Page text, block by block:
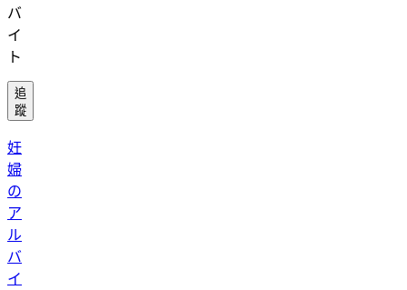
バ
イ
ト
追
蹤
妊
婦
の
ア
ル
バ
イ